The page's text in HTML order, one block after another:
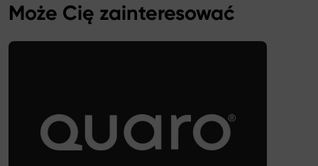
Może Cię zainteresować